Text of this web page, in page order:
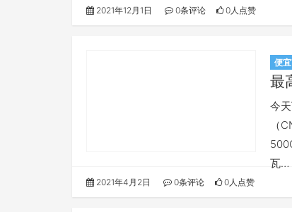
2021年12月1日 0条评论 0人点赞
便
最
今
（
瓦…
2021年4月2日 0条评论 0人点赞